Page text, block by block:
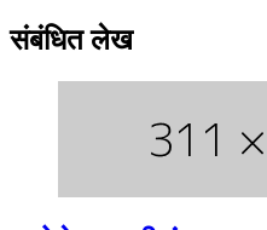
संबंधित लेख